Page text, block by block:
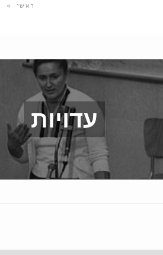
ראשי »
עדויות